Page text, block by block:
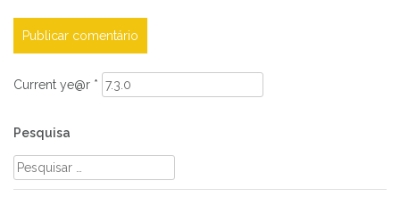
Current ye@r *
Pesquisa
Pesquisar
por: